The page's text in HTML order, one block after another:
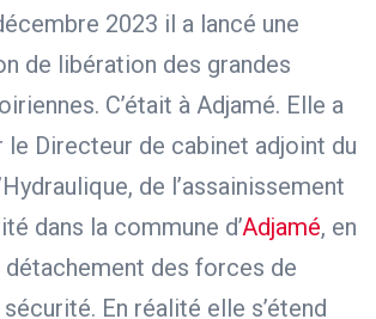
2023 il a lancé une
de libération des grandes
C’était à Adjamé. Elle a
le Directeur de cabinet adjoint du
de l’assainissement
dans la commune d’Adjamé, en
détachement des forces de
En réalité elle s’étend